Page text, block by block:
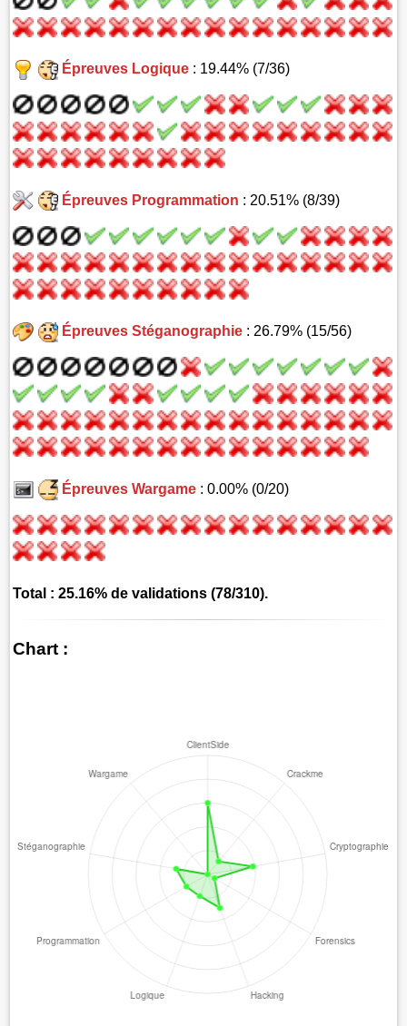
Épreuves Logique: 19.44% (7/36)
Épreuves Programmation : 20.51% (8/39)
Épreuves Stéganographie: 26.79% (15/56)
Épreuves Wargame: 0.00% (0/20)
Total : 25.16% de validations (78/310).
Chart :